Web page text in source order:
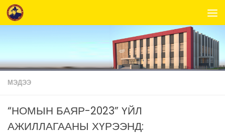
Skip to content
МЭДЭЭ
“НОМЫН БАЯР-2023” ҮЙЛ
АЖИЛЛАГААНЫ ХҮРЭЭНД: